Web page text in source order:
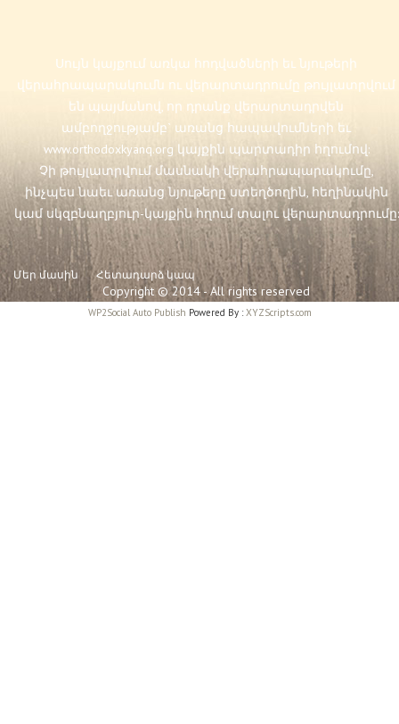
Սույն կայքում առկա հոդվածների եւ նյութերի
վերահրապարակումն ու վերարտադրումը թույլատրվում
են պայմանով, որ դրանք վերարտադրվեն
ամբողջությամբ` առանց հապավումների եւ
www.orthodoxkyanq.org կայքին պարտադիր հղումով:
Չի թույլատրվում մասնակի վերահրապարակումը,
ինչպես նաեւ առանց նյութերը ստեղծողին, հեղինակին
կամ սկզբնաղբյուր-կայքին հղում տալու վերարտադրումը:
Մեր մասին Հետադարձ կապ
Copyright © 2014 - All rights reserved
WP2Social Auto Publish Powered By :XYZScripts.com